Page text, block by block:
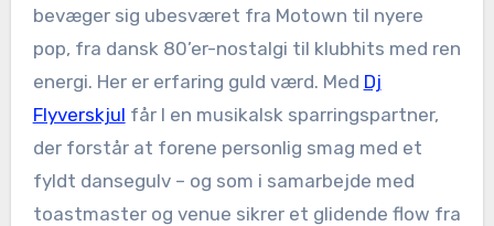
bevæger sig ubesværet fra Motown til nyere
pop, fra dansk 80’er-nostalgi til klubhits med ren
energi. Her er erfaring guld værd. Med Dj
Flyverskjul får I en musikalsk sparringspartner,
der forstår at forene personlig smag med et
fyldt dansegulv – og som i samarbejde med
toastmaster og venue sikrer et glidende flow fra